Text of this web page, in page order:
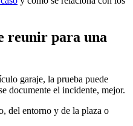
reunir para una
garaje, la prueba puede
documente el incidente, mejor.
del entorno y de la plaza o